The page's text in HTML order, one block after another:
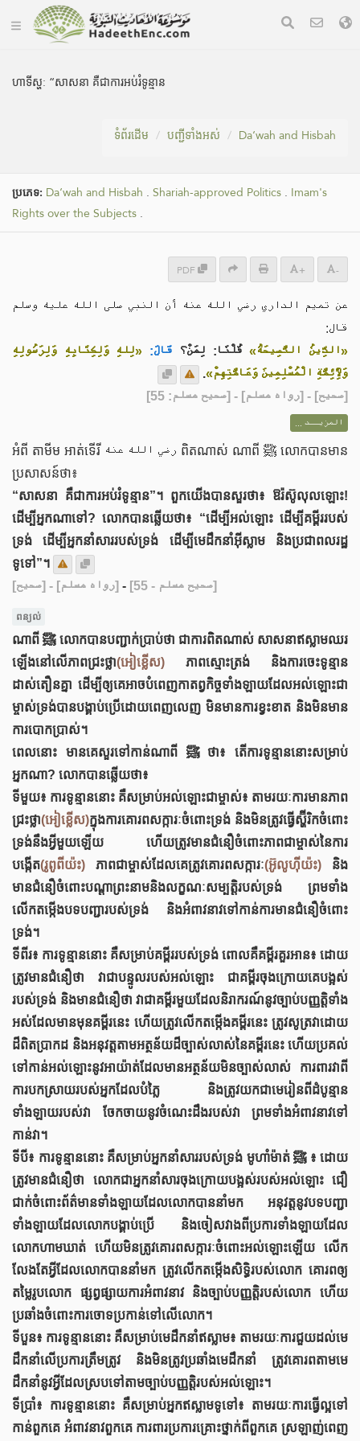
ហាទីស្ហ: “សាសនា គឺជាការអប់រំទូន្មាន
ទំព័រ​ដេីម បញ្ជីទាំងអស់ Da‘wah and Hisbah
ប្រភេទ: Da‘wah and Hisbah . Shariah-approved Politics . Imam's
Rights over the Subjects .
PDF + -
عن تميم الداري رضي الله عنه أن النبي صلى الله عليه وسلم
قال:
«الدِّينُ النَّصِيحَةُ»قُلْنَا: لِمَنْ؟ قَالَ: «لِلهِ وَلِكِتَابِهِ وَلِرَسُولِهِ
وَلِأَئِمَّةِ الْمُسْلِمِينَ وَعَامَّتِهِمْ».
[صحيح] - [رواه مسلم] - [صحيح مسلم: 55]
المزيــد ...
អំពី តាមីម អាត់ទើរី رضي الله عنه ពិតណាស់ ណាពី ﷺ លោកបានមាន
ប្រសាសន៍ថា៖
“សាសនា គឺជាការអប់រំទូន្មាន”។ ពួកយើងបានសួរថា៖ ឱរ៉ស៊ូលុលឡោះ!
ដើម្បីអ្នកណាទៅ? លោកបានឆ្លើយថា៖ “ដើម្បីអល់ឡោះ ដើម្បីគម្ពីររបស់
ទ្រង់ ដើម្បីអ្នកនាំសាររបស់ទ្រង់ ដើម្បីមេដឹកនាំអ៊ីស្លាម និងប្រជាពលរដ្ឋ
ទូទៅ”។
[صحيح]
- [رواه مسلم] - [صحيح مسلم - 55]
ពន្យល់
ណាពី ﷺ លោកបានបញ្ជាក់ប្រាប់ថា ជាការពិតណាស់ សាសនាឥស្លាមឈរ
ឡើងនៅលើភាពជ្រះថ្លា(អៀខ្លើស) ភាពស្មោះត្រង់ និងការចេះទូន្មាន
ដាស់តឿនគ្នា ដើម្បីឲ្យគេអាចបំពេញកាតព្វកិច្ចទាំងឡាយដែលអល់ឡោះជា
ម្ចាស់ទ្រង់បានបង្គាប់ប្រើដោយពេញលេញ មិនមានការខ្វះខាត និងមិនមាន
ការបោកប្រាស់។
ពេលនោះ មានគេសួរទៅកាន់ណាពី ﷺ ថា៖ តើការទូន្មាននោះសម្រាប់
អ្នកណា? លោកបានឆ្លើយថា៖
ទីមួយ៖ ការទូន្មាននោះ គឺសម្រាប់អល់ឡោះជាម្ចាស់៖ តាមរយៈការមានភាព
ជ្រះថ្លា(អៀខ្លើស)ក្នុងការគោរពសក្ការៈចំពោះទ្រង់ និងមិនត្រូវធ្វើស្ហ៊ីរិកចំពោះ
ទ្រង់នឹងអ្វីមួយឡើយ ហើយត្រូវមានជំនឿចំពោះភាពជាម្ចាស់នៃការ
បង្កើត(រូពូពីយ៉ះ) ភាពជាម្ចាស់ដែលគេត្រូវគោរពសក្ការៈ(អ៊ូលូហ៊ីយ៉ះ) និង
មានជំនឿចំពោះបណ្តាព្រះនាមនិងលក្ខណៈសម្បត្តិរបស់ទ្រង់ ព្រមទាំង
លើកតម្កើងបទបញ្ជារបស់ទ្រង់ និងអំពាវនាវទៅកាន់ការមានជំនឿចំពោះ
ទ្រង់។
ទីពីរ៖ ការទូន្មាននោះ គឺសម្រាប់គម្ពីររបស់ទ្រង់ ពោលគឺគម្ពីរគួរអាន៖ ដោយ
ត្រូវមានជំនឿថា វាជាបន្ទូលរបស់អល់ឡោះ ជាគម្ពីរចុងក្រោយគេបង្អស់
របស់ទ្រង់ និងមានជំនឿថា វាជាគម្ពីរមួយដែលនិរាករណ៍នូវច្បាប់បញ្ញត្តិទាំង
អស់ដែលមានមុនគម្ពីរនេះ ហើយត្រូវលើកតម្កើងគម្ពីរនេះ ត្រូវសូត្រវាដោយ
ដ៏ពិតប្រាកដ និងអនុវត្តតាមអត្ថន័យដ៏ច្បាស់លាស់នៃគម្ពីរនេះ ហើយប្រគល់
ទៅកាន់អល់ឡោះនូវអាយ៉ាត់ដែលមានអត្ថន័យមិនច្បាស់លាស់ ការពារវាពី
ការបកស្រាយរបស់អ្នកដែលបំភ្លៃ និងត្រូវយកជាមេរៀនពីដំបូន្មាន
ទាំងឡាយរបស់វា ចែកចាយនូវចំណេះដឹងរបស់វា ព្រមទាំងអំពាវនាវទៅ
កាន់វា។
ទីបី៖ ការទូន្មាននោះ គឺសម្រាប់អ្នកនាំសាររបស់ទ្រង់ មូហាំម៉ាត់ ﷺ ៖ ដោយ
ត្រូវមានជំនឿថា លោកជាអ្នកនាំសារចុងក្រោយបង្អស់របស់អល់ឡោះ ជឿ
ជាក់ចំពោះព័ត៌មានទាំងឡាយដែលលោកបាននាំមក អនុវត្តនូវបទបញ្ជា
ទាំងឡាយដែលលោកបង្គាប់ប្រើ និងចៀសវាងពីប្រការទាំងឡាយដែល
លោកហាមឃាត់ ហើយមិនត្រូវគោរពសក្ការៈចំពោះអល់ឡោះឡើយ លើក
លែងតែអ្វីដែលលោកបាននាំមក ត្រូវលើកតម្កើងសិទ្ធិរបស់លោក គោរពឲ្យ
តម្លៃរូបលោក ផ្សព្វផ្សាយការអំពាវនាវ និងច្បាប់បញ្ញត្តិរបស់លោក ហើយ
ប្រឆាំងចំពោះការចោទប្រកាន់ទៅលើលោក។
ទីបួន៖ ការទូន្មាននោះ គឺសម្រាប់មេដឹកនាំឥស្លាម៖ តាមរយៈការជួយដល់មេ
ដឹកនាំលើប្រការត្រឹមត្រូវ និងមិនត្រូវប្រឆាំងមេដឹកនាំ ត្រូវគោរពតាមមេ
ដឹកនាំនូវអ្វីដែលស្របទៅតាមច្បាប់បញ្ញត្តិរបស់អល់ឡោះ។
ទីប្រាំ៖ ការទូន្មាននោះ គឺសម្រាប់អ្នកឥស្លាមទូទៅ៖ តាមរយៈការធ្វើល្អទៅ
កាន់ពួកគេ អំពាវនាវពួកគេ ការពារប្រការគ្រោះថ្នាក់ពីពួកគេ ស្រឡាញ់ពេញ